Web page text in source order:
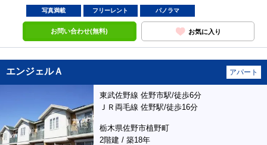
写真満載 フリーレント パノラマ
お問い合わせ(無料) お気に入り
エンジェルＡ アパート
東武佐野線 佐野市駅/徒歩6分
ＪＲ両毛線 佐野駅/徒歩16分
栃木県佐野市植野町
2階建 / 築18年